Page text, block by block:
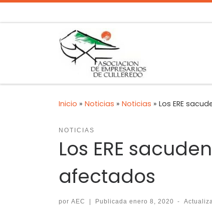
Inicio » Noticias » Noticias » Los ERE
NOTICIAS
Los ERE
afectados
por AEC | Publicada enero 8, 2020 -